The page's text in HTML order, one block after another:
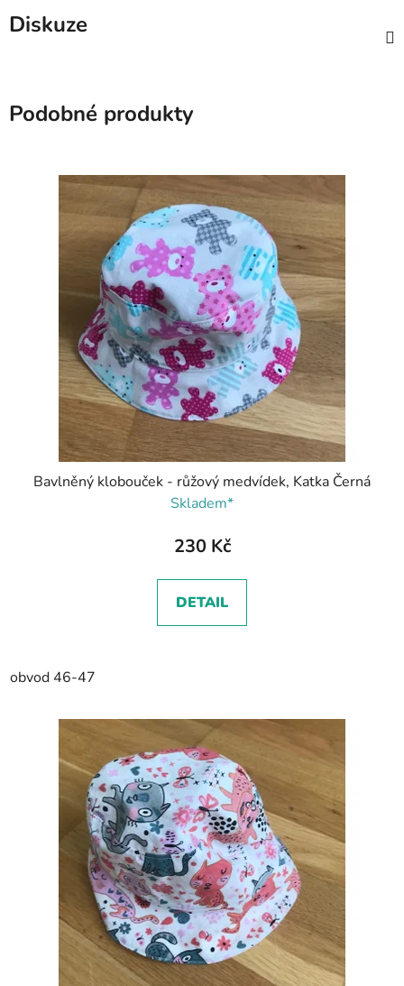
Diskuze
Podobné produkty
Bavlněný klobouček - růžový medvídek, Katka Černá
Skladem*
230 Kč
DETAIL
obvod 46-47